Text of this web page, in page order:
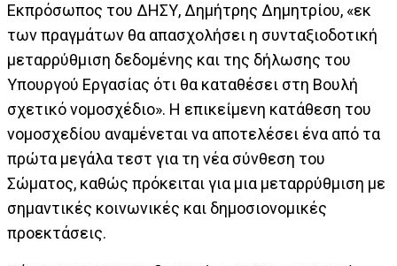
Εκπρόσωπος του ΔΗΣΥ, Δημήτρης Δημητρίου, «εκ
των πραγμάτων θα απασχολήσει η συνταξιοδοτική
μεταρρύθμιση δεδομένης και της δήλωσης του
Υπουργού Εργασίας ότι θα καταθέσει στη Βουλή
σχετικό νομοσχέδιο». Η επικείμενη κατάθεση του
νομοσχεδίου αναμένεται να αποτελέσει ένα από τα
πρώτα μεγάλα τεστ για τη νέα σύνθεση του
Σώματος, καθώς πρόκειται για μια μεταρρύθμιση με
σημαντικές κοινωνικές και δημοσιονομικές
προεκτάσεις.